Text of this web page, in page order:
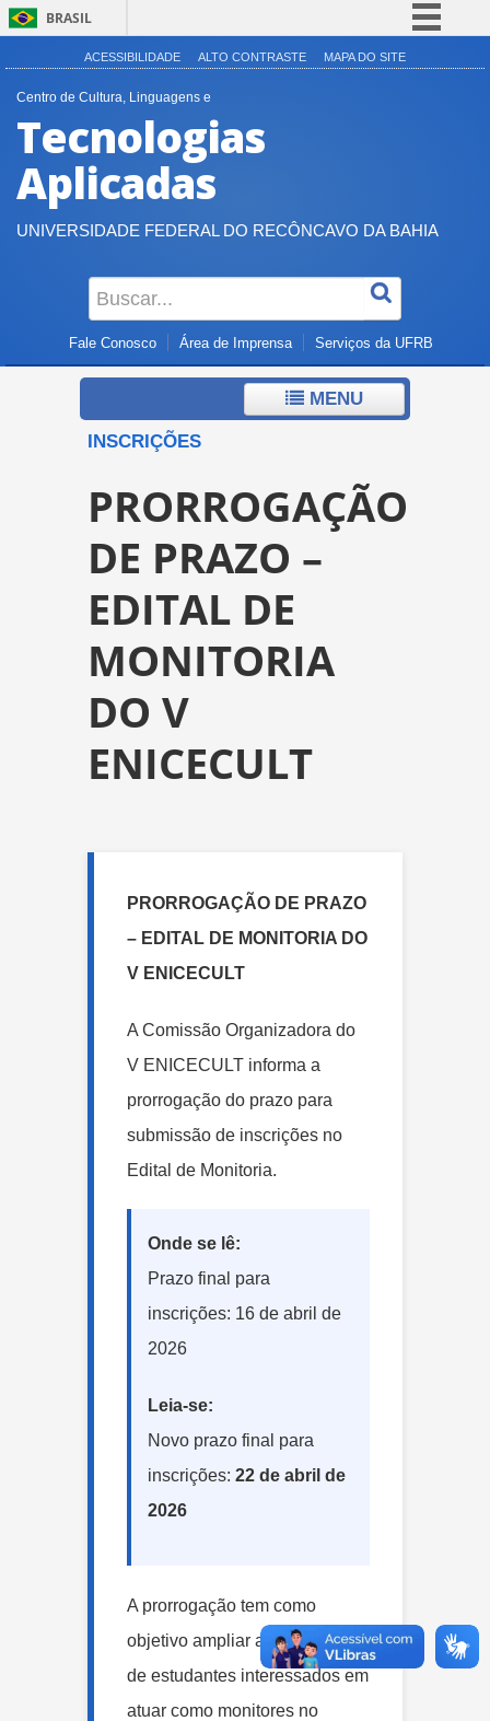
BRASIL
Simplifique!
Canais
ACESSIBILIDADE ALTO CONTRASTE MAPA DO SITE
Centro de Cultura, Linguagens e
Tecnologias
Aplicadas
UNIVERSIDADE FEDERAL DO RECÔNCAVO DA BAHIA
Fale Conosco Área de Imprensa Serviços da UFRB
MENU
INSCRIÇÕES
PRORROGAÇÃO
DE PRAZO –
EDITAL DE
MONITORIA
DO V
ENICECULT
PRORROGAÇÃO DE PRAZO
– EDITAL DE MONITORIA DO
V ENICECULT
A Comissão Organizadora do
V ENICECULT informa a
prorrogação do prazo para
submissão de inscrições no
Edital de Monitoria.
Onde se lê:
Prazo final para
inscrições: 16 de abril de
2026
Leia-se:
Novo prazo final para
inscrições: 22 de abril de
2026
A prorrogação tem como
objetivo ampliar a participação
de estudantes interessados em
atuar como monitores no